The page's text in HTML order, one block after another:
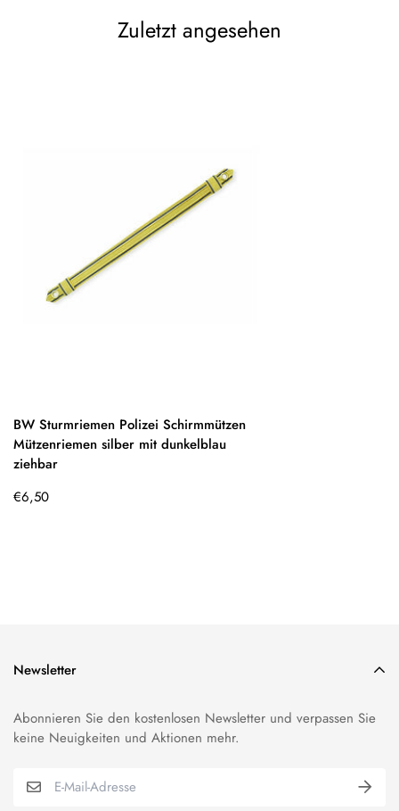
Zuletzt angesehen
BW Sturmriemen Polizei Schirmmützen
Mützenriemen silber mit dunkelblau
ziehbar
Regulärer
€6,50
Newsletter
Abonnieren Sie den kostenlosen Newsletter und verpassen Sie
keine Neuigkeiten und Aktionen mehr.